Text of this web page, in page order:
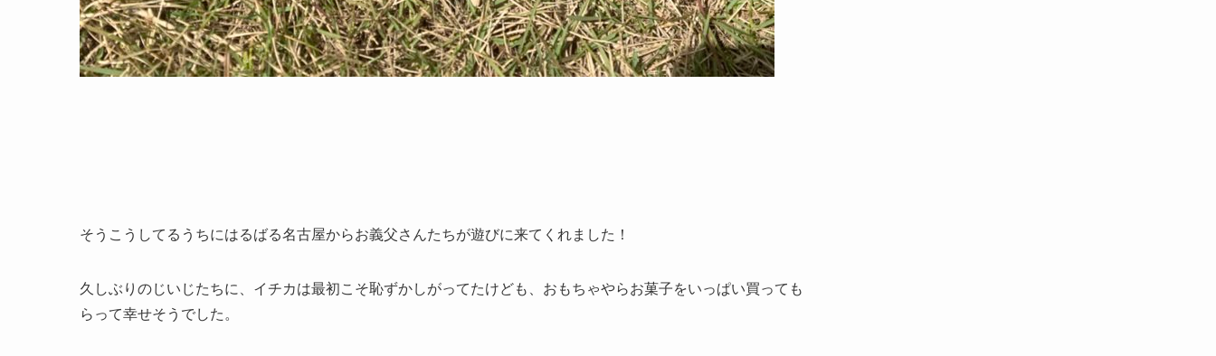
そうこうしてるうちにはるばる名古屋からお義父さんたちが遊びに来てくれました！
久しぶりのじいじたちに、イチカは最初こそ恥ずかしがってたけども、おもちゃやらお菓子をいっぱい買っても
らって幸せそうでした。